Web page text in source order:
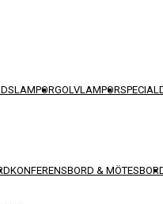
GOLVLAMPOR
KONFERENSBORD &